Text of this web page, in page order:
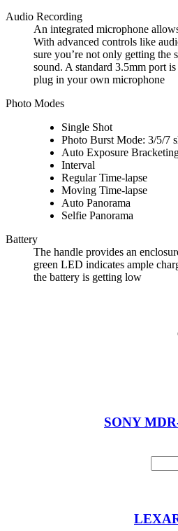
Audio Recording
An integrated microphone
With advanced controls like
sure you’re not only getting the
sound. A standard 3.5mm port
plug in your own microphone
Photo Modes
Single Shot
Photo Burst Mode: 3/5/7
Auto Exposure
Interval
Regular Time-lapse
Moving Time-lapse
Auto Panorama
Selfie Panorama
Battery
The handle provides an
green LED indicates ample
the battery is getting low
SONY